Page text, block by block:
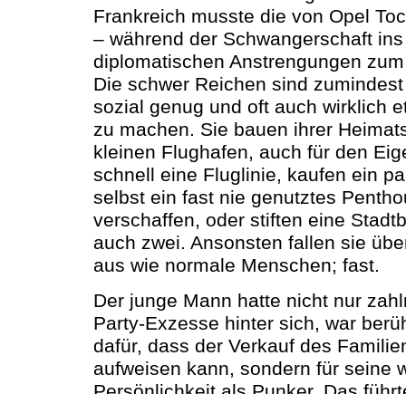
Frankreich musste die von Opel
– während der Schwangerschaft
diplomatischen Anstrengungen
Die schwer Reichen sind
sozial genug und oft auch wirklich
zu machen. Sie bauen ihrer
kleinen Flughafen, auch für den
schnell eine Fluglinie, kaufen ein
selbst ein fast nie genutztes
verschaffen, oder stiften eine
auch zwei. Ansonsten fallen sie
aus wie normale Menschen; fast.
Der junge Mann hatte nicht nur
Party-Exzesse hinter sich, war
dafür, dass der Verkauf des
aufweisen kann, sondern für seine